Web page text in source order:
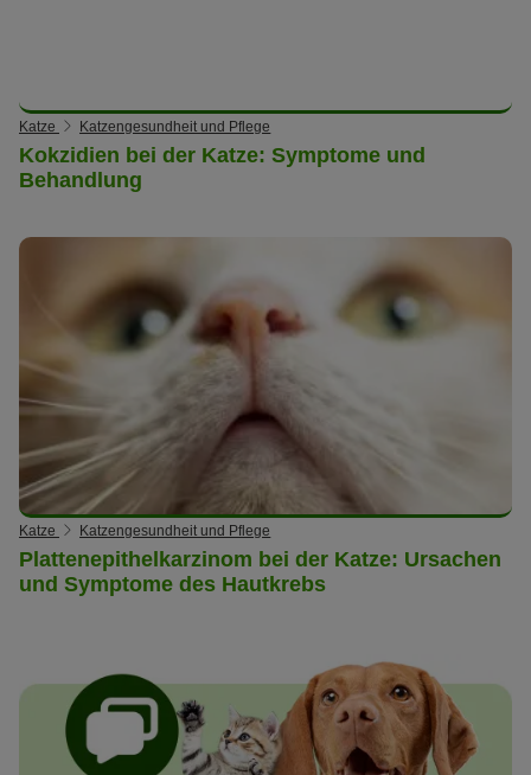
Katze Katzengesundheit und Pflege
Kokzidien bei der Katze: Symptome und
Behandlung
Katze Katzengesundheit und Pflege
Plattenepithelkarzinom bei der Katze: Ursachen
und Symptome des Hautkrebs